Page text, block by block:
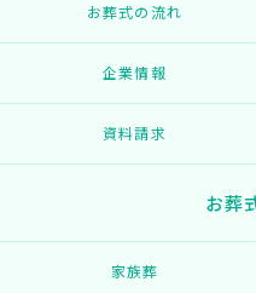
お葬式の流れ
企業情報
資料請求
お葬
家族葬